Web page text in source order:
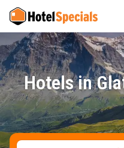
Hotels in